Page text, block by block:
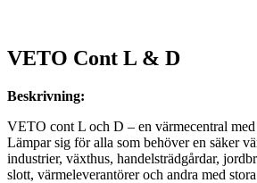
VETO Cont L & D
Beskrivning:
VETO cont L och D – en värmecentral
Lämpar sig för alla som behöver en säker
industrier, växthus, handelsträdgårdar,
slott, värmeleverantörer och andra med